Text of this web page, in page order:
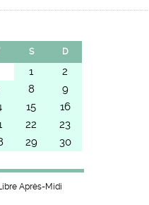
S D
1
2
8
9
15
16
22
23
29
30
Après-Midi